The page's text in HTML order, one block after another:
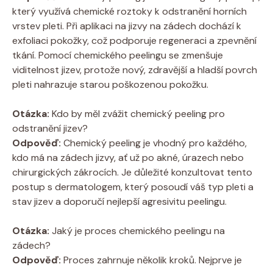
který využívá chemické roztoky k odstranění horních
vrstev pleti. Při aplikaci na jizvy na zádech dochází k
exfoliaci pokožky, což podporuje regeneraci a zpevnění
tkání. Pomocí chemického peelingu se zmenšuje
viditelnost jizev, protože nový, zdravější a hladší povrch
pleti nahrazuje starou poškozenou pokožku.
Otázka: Kdo by měl zvážit chemický peeling pro
odstranění jizev?
Odpověď: Chemický peeling je vhodný pro každého,
kdo má na zádech jizvy, ať už po akné, úrazech nebo
chirurgických zákrocích. Je důležité konzultovat tento
postup s dermatologem, který posoudí váš typ pleti a
stav jizev a doporučí nejlepší agresivitu peelingu.
Otázka: Jaký je proces chemického peelingu na
zádech?
Odpověď: Proces zahrnuje několik kroků. Nejprve je